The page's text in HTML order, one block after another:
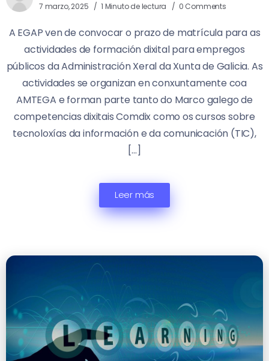
7 marzo, 2025 1 Minuto de lectura 0 Comments
A EGAP ven de convocar o prazo de matrícula para as
actividades de formación dixital para empregos
públicos da Administración Xeral da Xunta de Galicia. As
actividades se organizan en conxuntamente coa
AMTEGA e forman parte tanto do Marco galego de
competencias dixitais Comdix como os cursos sobre
tecnoloxías da información e da comunicación (TIC),
[…]
Leer más